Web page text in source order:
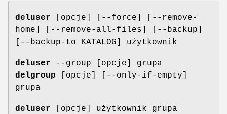
deluser [opcje] [--force] [--remove-
home] [--remove-all-files] [--backup]
[--backup-to KATALOG] użytkownik
deluser --group [opcje] grupa
delgroup [opcje] [--only-if-empty]
grupa
deluser [opcje] użytkownik grupa